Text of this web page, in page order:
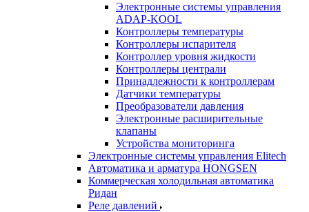
Электронные системы управления
ADAP-KOOL
Контроллеры температуры
Контроллеры испарителя
Контроллер уровня жидкости
Контроллеры централи
Принадлежности к контроллерам
Датчики температуры
Преобразователи давления
Электронные расширительные
клапаны
Устройства мониторинга
Электронные системы управления Elitech
Автоматика и арматура HONGSEN
Коммерческая холодильная автоматика
Ридан
Реле давлений